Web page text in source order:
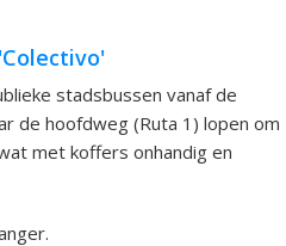
stadsbussen vanaf de
de hoofdweg (Ruta 1) lopen om
met koffers onhandig en